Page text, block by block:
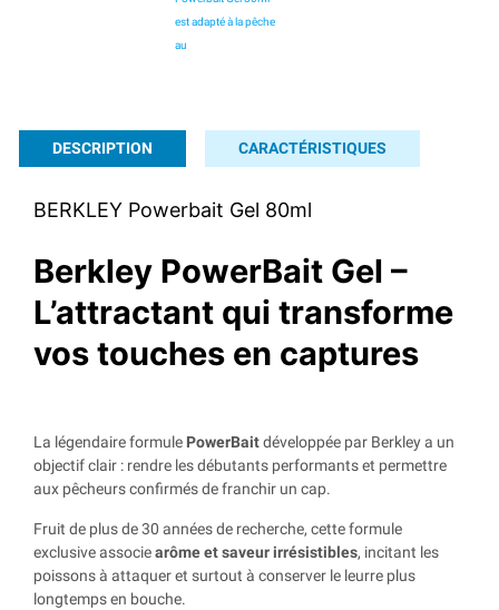
DESCRIPTION CARACTÉRISTIQUES
BERKLEY Powerbait Gel 80ml
Berkley PowerBait Gel –
L’attractant qui transforme
vos touches en captures
La légendaire formule PowerBaitdéveloppée par Berkley a un
objectif clair : rendre les débutants performants et permettre
aux pêcheurs confirmés de franchir un cap.
Fruit de plus de 30 années de recherche, cette formule
exclusive associearôme et saveur irrésistibles, incitant les
poissons à attaquer et surtout à conserver le leurre plus
longtemps en bouche.